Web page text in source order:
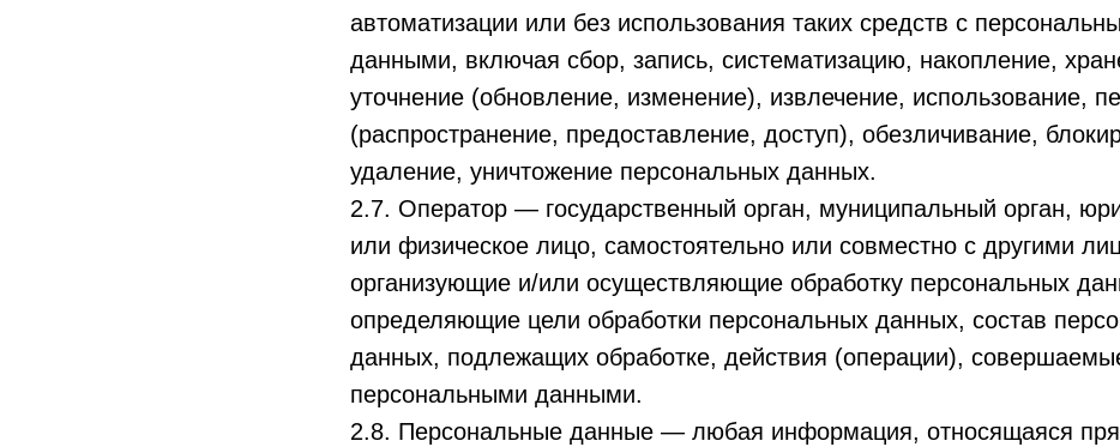
автоматизации или без использования таких средств с
данными, включая сбор, запись, систематизацию, накопление,
уточнение (обновление, изменение), извлечение, использование,
(распространение, предоставление, доступ), обезличивание,
удаление, уничтожение персональных данных.
2.7. Оператор — государственный орган, муниципальный орган,
или физическое лицо, самостоятельно или совместно с другими
организующие и/или осуществляющие обработку персональных
определяющие цели обработки персональных данных, состав
данных, подлежащих обработке, действия (операции),
персональными данными.
2.8. Персональные данные — любая информация, относящаяся